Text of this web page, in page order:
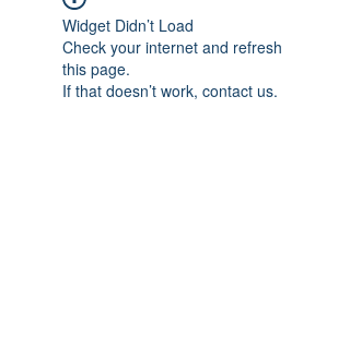
Widget Didn’t Load
Check your internet and refresh
this page.
If that doesn’t work, contact us.